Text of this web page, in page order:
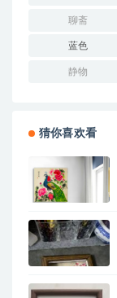
聊斋
蓝色
静物
猜你喜欢看